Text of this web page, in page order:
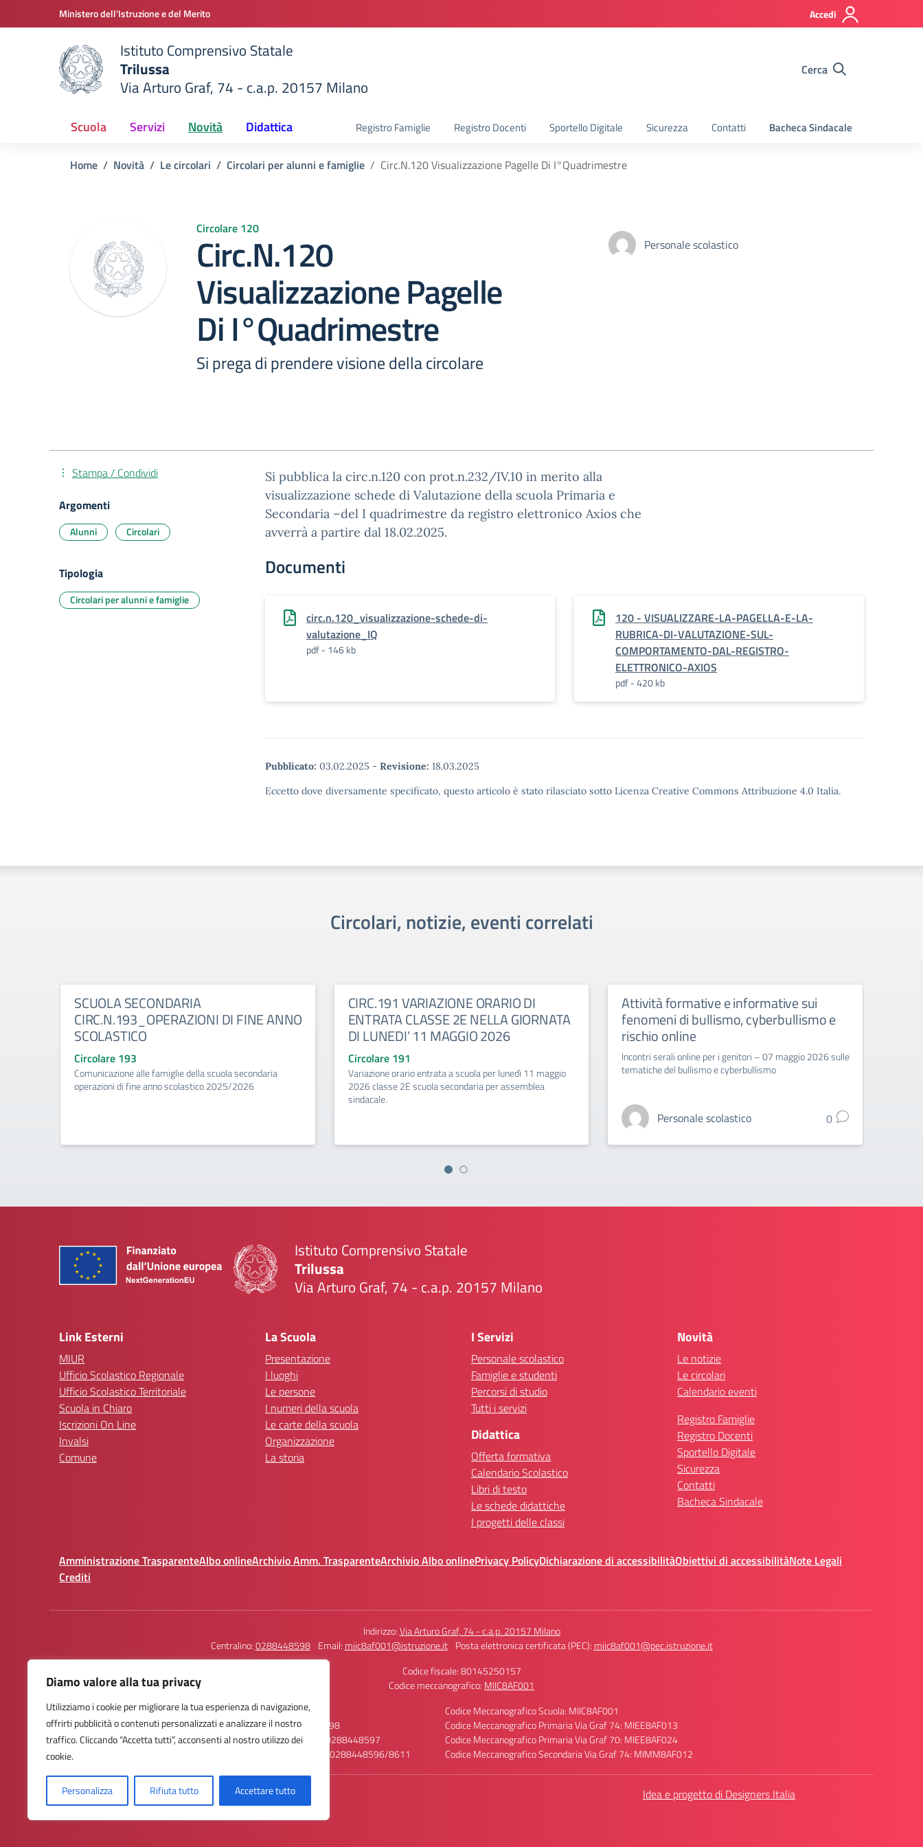
Diamo valore alla tua privacy
Utilizziamo i cookie per migliorare la tua esperienza di navigazione,
offrirti pubblicità o contenuti personalizzati e analizzare il nostro
traffico. Cliccando “Accetta tutti”, acconsenti al nostro utilizzo dei
cookie.
Personalizza Rifiuta tutto Accettare tutto
Vai ai contenuti
Vai al menu di navigazioneMinistero dell'Istruzione e del Merito Accedi
scuola
Istituto Comprensivo Statale
Trilussa
Via Arturo Graf, 74 - c.a.p. 20157 Milano
Cerca
Scuola Servizi Novità Didattica Registro Famiglie Registro Docenti Sportello Digitale Sicurezza Contatti Bacheca Sindacale
Home Novità Le circolari Circolari per alunni e famiglie Circ.N.120 Visualizzazione Pagelle Di I°Quadrimestre
Circolare 120
Circ.N.120
Visualizzazione Pagelle
Di I°Quadrimestre
Si prega di prendere visione della circolare
Personale scolastico
Si pubblica la circ.n.120 con prot.n.232/IV.10 in merito alla
visualizzazione schede di Valutazione della scuola Primaria e
Secondaria –del I quadrimestre da registro elettronico Axios che
avverrà a partire dal 18.02.2025.
Documenti
circ.n.120_visualizzazione-schede-di-
valutazione_IQ
pdf - 146 kb
120 - VISUALIZZARE-LA-PAGELLA-E-LA-
RUBRICA-DI-VALUTAZIONE-SUL-
COMPORTAMENTO-DAL-REGISTRO-
ELETTRONICO-AXIOS
pdf - 420 kb
Pubblicato: 03.02.2025 - Revisione: 18.03.2025
Eccetto dove diversamente specificato, questo articolo è stato rilasciato sotto Licenza Creative Commons Attribuzione 4.0 Italia.
Stampa / Condividi
Argomenti
Alunni Circolari
Tipologia
Circolari per alunni e famiglie
Circolari, notizie, eventi correlati
SCUOLA SECONDARIA
CIRC.N.193_OPERAZIONI DI FINE ANNO
SCOLASTICO
Circolare 193
Comunicazione alle famiglie della scuola secondaria
operazioni di fine anno scolastico 2025/2026
CIRC.191 VARIAZIONE ORARIO DI
ENTRATA CLASSE 2E NELLA GIORNATA
DI LUNEDI’ 11 MAGGIO 2026
Circolare 191
Variazione orario entrata a scuola per lunedì 11 maggio
2026 classe 2E scuola secondaria per assemblea
sindacale.
Attività formative e informative sui
fenomeni di bullismo, cyberbullismo e
rischio online
Incontri serali online per i genitori – 07 maggio 2026 sulle
tematiche del bullismo e cyberbullismo
Personale scolastico 0
Istituto Comprensivo Statale
Trilussa
Via Arturo Graf, 74 - c.a.p. 20157 Milano
Link Esterni
MIUR
Ufficio Scolastico Regionale
Ufficio Scolastico Territoriale
Scuola in Chiaro
Iscrizioni On Line
Invalsi
Comune
La Scuola
Presentazione
I luoghi
Le persone
I numeri della scuola
Le carte della scuola
Organizzazione
La storia
I Servizi
Personale scolastico
Famiglie e studenti
Percorsi di studio
Tutti i servizi
Didattica
Offerta formativa
Calendario Scolastico
Libri di testo
Le schede didattiche
I progetti delle classi
Novità
Le notizie
Le circolari
Calendario eventi
Registro Famiglie
Registro Docenti
Sportello Digitale
Sicurezza
Contatti
Bacheca Sindacale
Amministrazione TrasparenteAlbo onlineArchivio Amm. TrasparenteArchivio Albo onlinePrivacy PolicyDichiarazione di accessibilitàObiettivi di accessibilitàNote Legali
Crediti
Indirizzo:Via Arturo Graf, 74 - c.a.p. 20157 Milano
Centralino:0288448598 Email: miic8af001@istruzione.it Posta elettronica certificata (PEC): miic8af001@pec.istruzione.it
Codice fiscale: 80145250157
Codice meccanografico: MIIC8AF001
Istituto Comprensivo Statale
Trilussa - Via Arturo Graf, 74 - Milano
Email:miic8af001@istruzione.it
PEC: miic8af001@pec.istruzione.it
Contatti Telefonici
Portineria: 0288448598
Segreteria Didattica: 0288448597
Segreteria Personale: 0288448596/8611
Codice Meccanografico Scuola: MIIC8AF001
Codice Meccanografico Primaria Via Graf 74: MIEE8AF013
Codice Meccanografico Primaria Via Graf 70: MIEE8AF024
Codice Meccanografico Secondaria Via Graf 74: MIMM8AF012
Idea e progetto di Designers Italia